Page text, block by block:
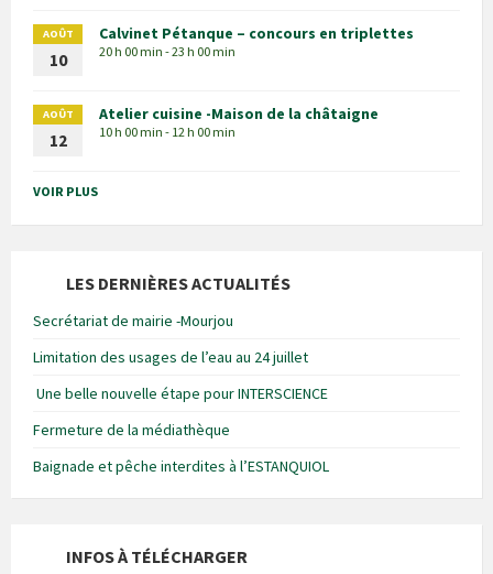
AOÛT
10
Calvinet Pétanque – concours en triplettes
20 h 00 min - 23 h 00 min
AOÛT
12
Atelier cuisine -Maison de la châtaigne
10 h 00 min - 12 h 00 min
VOIR PLUS
LES DERNIÈRES ACTUALITÉS
Secrétariat de mairie -Mourjou
Limitation des usages de l’eau au 24 juillet
Une belle nouvelle étape pour INTERSCIENCE
Fermeture de la médiathèque
Baignade et pêche interdites à l’ESTANQUIOL
INFOS À TÉLÉCHARGER